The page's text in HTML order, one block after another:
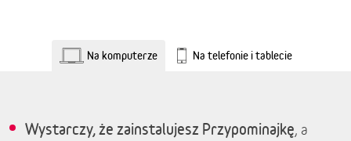
Na komputerze Na telefonie i tablecie
Wystarczy, że zainstalujesz Przypominajkę, a